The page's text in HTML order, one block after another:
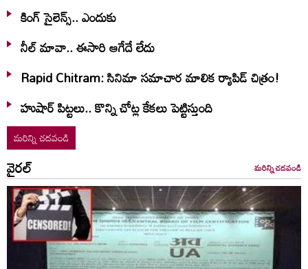
కింగ్ సైలెన్స్.. ఎందుకు
నీల్ మావా.. ఈసారి ఆగేదే లేదు
Rapid Chitram: సినిమా సమాచార మాలిక ర్యాపిడ్ చిత్రం!
హుషార్‌ పిట్టలు.. కొన్ని చోట్ల కేకలు పెట్టిస్తుంది
మరిన్ని చదవండి
వైరల్ మరిన్ని చదవండి